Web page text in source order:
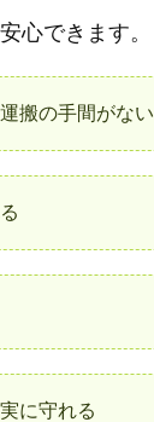
心できます。
搬の手間がない
に守れる